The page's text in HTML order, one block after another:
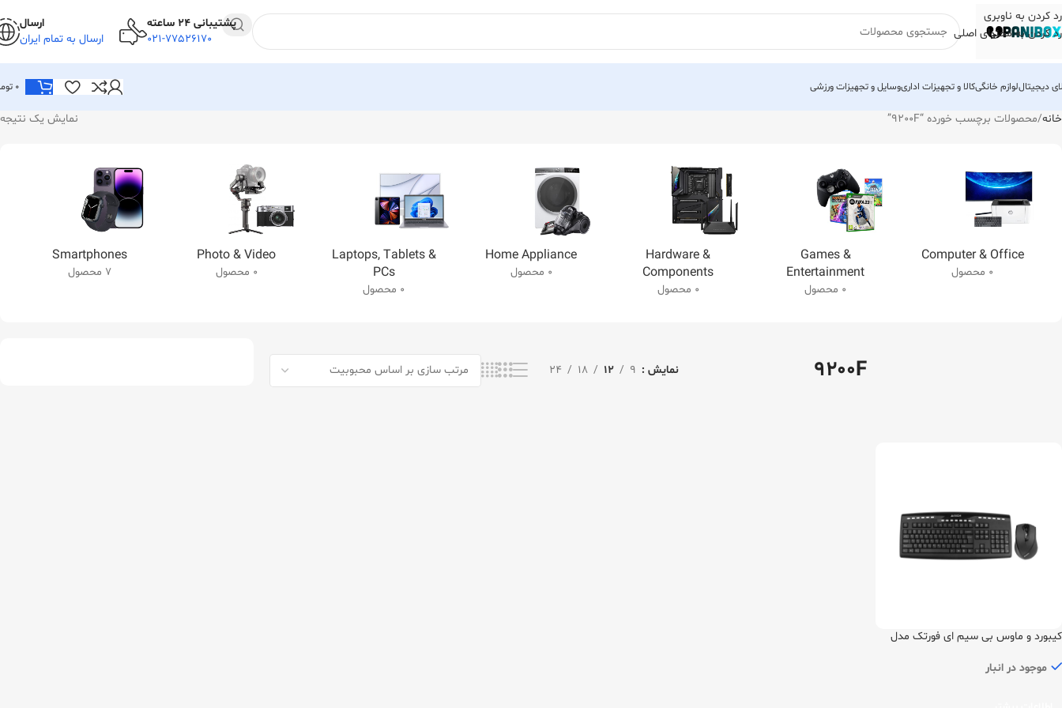
رد کردن به ناوبری
رد کردن به محتوای اصلی
پشتیبانی 24 ساعته
021-77526170
ارسال
ارسال به تمام ایران
دیجیتاللوازم خانگیکالا و تجهیزات اداریوسایل و تجهیزات ورزشی 0
خانه محصولات برچسب خورده “9200F” نمایش یک نتیجه
Computer & Office
0 محصول
Games &
Entertainment
0 محصول
Hardware &
Components
0 محصول
Home Appliance
0 محصول
Laptops, Tablets &
PCs
0 محصول
Photo & Video
0 محصول
Smartphones
7 محصول
9200F نمایش 9
12
18
24
کیبورد و ماوس بی سیم ای فورتک مدل
موجود در انبار